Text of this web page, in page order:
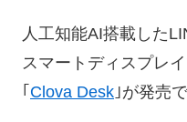
人工知能AI搭載した
スマートディスプレ
｢ Clova Desk ｣が発売で